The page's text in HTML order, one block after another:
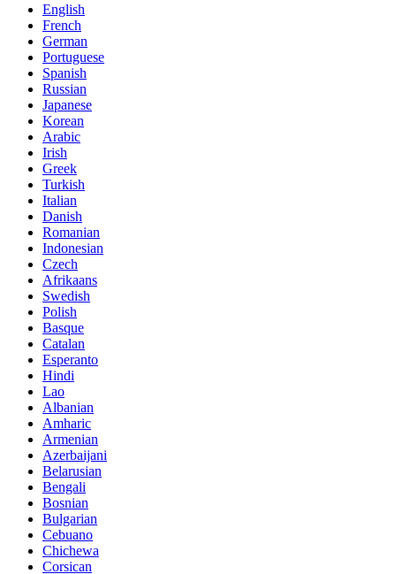
English
French
German
Portuguese
Spanish
Russian
Japanese
Korean
Arabic
Irish
Greek
Turkish
Italian
Danish
Romanian
Indonesian
Czech
Afrikaans
Swedish
Polish
Basque
Catalan
Esperanto
Hindi
Lao
Albanian
Amharic
Armenian
Azerbaijani
Belarusian
Bengali
Bosnian
Bulgarian
Cebuano
Chichewa
Corsican